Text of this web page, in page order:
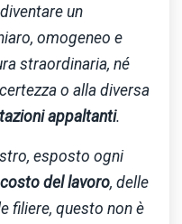
un
omogeneo e
straordinaria, né
o alla diversa
appaltanti.
esposto ogni
costo del lavoro, delle
filiere, questo non è